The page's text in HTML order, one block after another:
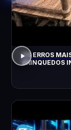
OS ERROS
BRINQUEDOS